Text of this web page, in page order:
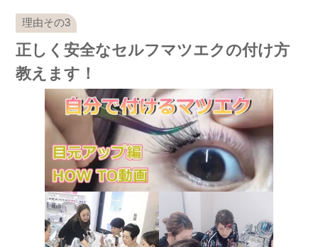
正しく安全なセルフマツエクの付け方
教えます！